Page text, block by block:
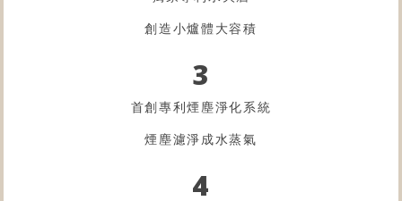
創造小爐體大容積
3
首創專利煙塵淨化系統
煙塵濾淨成水蒸氣
4